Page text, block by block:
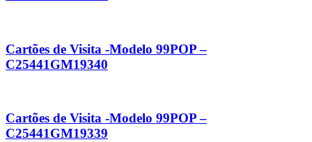
Cartões de Visita -Modelo 99POP –
C25441GM19340
Cartões de Visita -Modelo 99POP –
C25441GM19339